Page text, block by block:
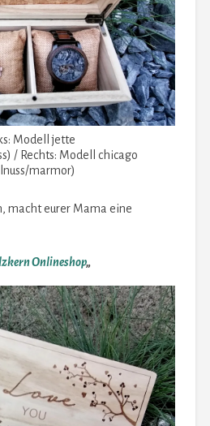
Modell jette
/ Rechts: Modell chicago
marmor)
macht eurer Mama eine
Onlineshop„